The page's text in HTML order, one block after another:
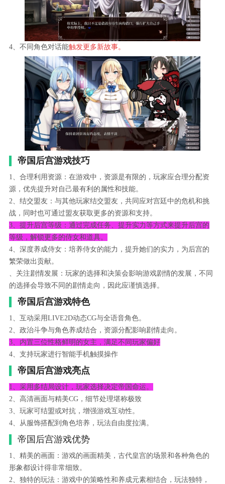
4、不同角色对话能触发更多新故事。
帝国后宫游戏技巧
1、合理利用资源：在游戏中，资源是有限的，玩家应合理分配资
源，优先提升对自己最有利的属性和技能。
2、结交盟友：与其他玩家结交盟友，共同应对宫廷中的危机和挑
战，同时也可通过盟友获取更多的资源和支持。
3、提升后宫等级：通过完成任务、提升实力等方式来提升后宫的
等级，解锁更多的侍女和道具。
4、深度养成侍女：培养侍女的能力，提升她们的实力，为后宫的
繁荣做出贡献。
、关注剧情发展：玩家的选择和决策会影响游戏剧情的发展，不同
的选择会导致不同的剧情走向，因此应谨慎选择。
帝国后宫游戏特色
1、互动采用LIVE2D动态CG与全语音角色。
2、政治斗争与角色养成结合，资源分配影响剧情走向。
3、内置三位性格鲜明的女主，满足不同玩家偏好
4、支持玩家进行智能手机触摸操作
帝国后宫游戏亮点
1、采用多结局设计，玩家选择决定帝国命运。
2、高清画面与精美CG，细节处理堪称极致
3、玩家可结盟或对抗，增强游戏互动性。
4、从服饰搭配到角色培养，玩法自由度拉满。
帝国后宫游戏优势
1、精美的画面：游戏的画面精美，古代皇宫的场景和各种角色的
形象都设计得非常细致。
2、独特的玩法：游戏中的策略性和养成元素相结合，玩法独特，